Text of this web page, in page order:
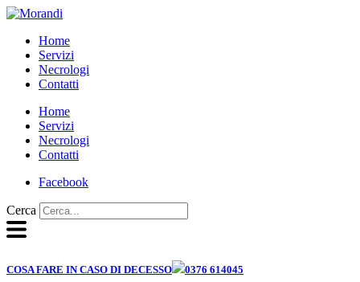
Vai
contenutoHome
Servizi
Necrologi
Contatti
Home
Servizi
Necrologi
Contatti
Facebook
Cerca
COSA FARE IN CASO DI DECESSO 0376 614045